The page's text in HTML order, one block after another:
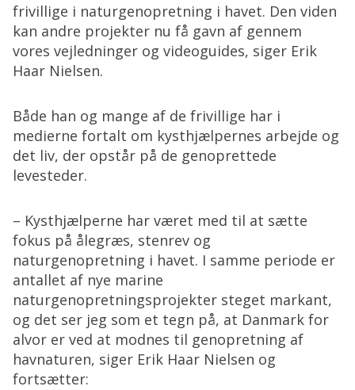
frivillige i naturgenopretning i havet. Den viden
kan andre projekter nu få gavn af gennem
vores vejledninger og videoguides, siger Erik
Haar Nielsen.
Både han og mange af de frivillige har i
medierne fortalt om kysthjælpernes arbejde og
det liv, der opstår på de genoprettede
levesteder.
– Kysthjælperne har været med til at sætte
fokus på ålegræs, stenrev og
naturgenopretning i havet. I samme periode er
antallet af nye marine
naturgenopretningsprojekter steget markant,
og det ser jeg som et tegn på, at Danmark for
alvor er ved at modnes til genopretning af
havnaturen, siger Erik Haar Nielsen og
fortsætter: